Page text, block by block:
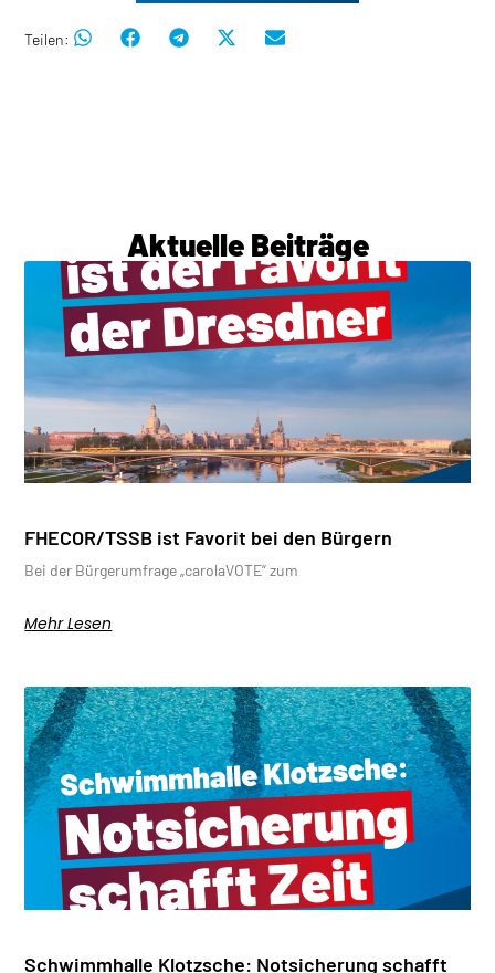
Teilen:
Aktuelle Beiträge
FHECOR/TSSB ist Favorit bei den Bürgern
Bei der Bürgerumfrage „carolaVOTE“ zum
Mehr Lesen
Schwimmhalle Klotzsche: Notsicherung schafft